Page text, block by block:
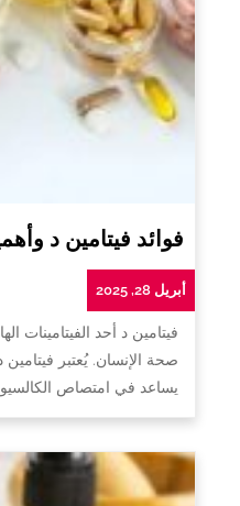
فوائد فيتامين د
أبريل 28, 2025
فيتامين د أحد الفيتامينات
صحة الإنسان. يُعتبر
يساعد في امتصاص